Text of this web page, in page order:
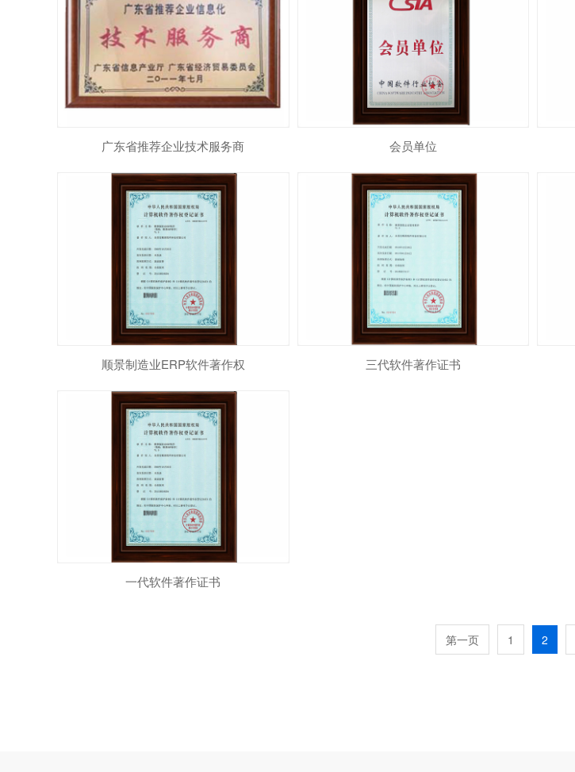
广东省推荐企业技术服务商 会员单位
顺景制造业ERP软件著作权 三代软件著作证书
一代软件著作证书
第一页 1 2